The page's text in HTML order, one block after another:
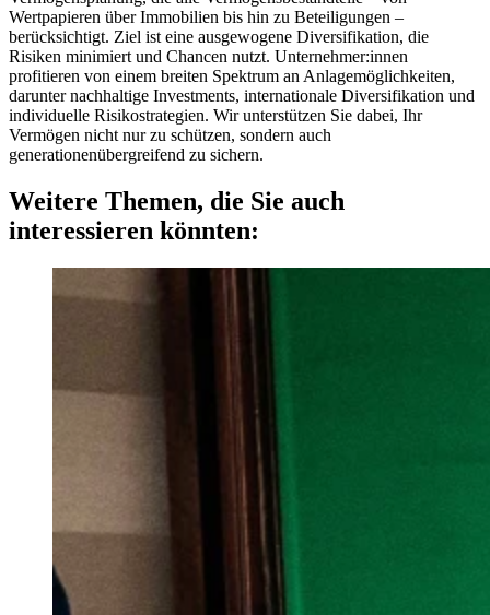
Wertpapieren über Immobilien bis hin zu Beteiligungen –
berücksichtigt. Ziel ist eine ausgewogene Diversifikation, die
Risiken minimiert und Chancen nutzt. Unternehmer:innen
profitieren von einem breiten Spektrum an Anlagemöglichkeiten,
darunter nachhaltige Investments, internationale Diversifikation und
individuelle Risikostrategien. Wir unterstützen Sie dabei, Ihr
Vermögen nicht nur zu schützen, sondern auch
generationenübergreifend zu sichern.
Weitere Themen, die Sie auch
interessieren könnten: